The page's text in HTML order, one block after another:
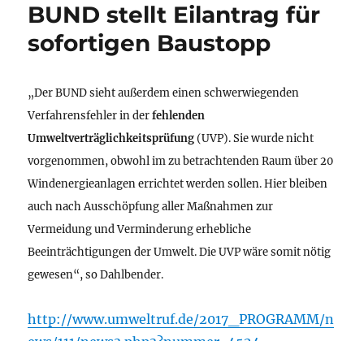
BUND stellt Eilantrag für
sofortigen Baustopp
„Der BUND sieht außerdem einen schwerwiegenden
Verfahrensfehler in derfehlenden
Umweltverträglichkeitsprüfung (UVP). Sie wurde nicht
vorgenommen, obwohl im zu betrachtenden Raum über 20
Windenergieanlagen errichtet werden sollen. Hier bleiben
auch nach Ausschöpfung aller Maßnahmen zur
Vermeidung und Verminderung erhebliche
Beeinträchtigungen der Umwelt. Die UVP wäre somit nötig
gewesen“, so Dahlbender.
http://www.umweltruf.de/2017_PROGRAMM/n